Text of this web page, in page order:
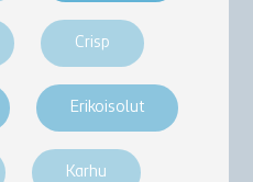
Crisp
Erikoisolut
Karhu